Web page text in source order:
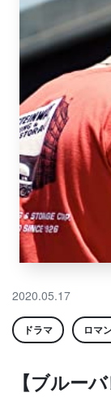
2020.05.17
ドラマ ロマ
【ブルー